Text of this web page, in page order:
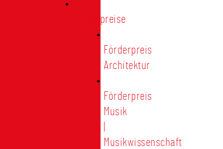
Förderpreise
Förderpreis
Architektur
Förderpreis
Musik
Musikwissenschaft